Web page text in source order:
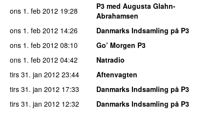
ons 1. feb 2012 19:28
P3 med Augusta Glahn-
Abrahamsen
ons 1. feb 2012 14:26
Danmarks Indsamling på P3
ons 1. feb 2012 08:10
Go’ Morgen P3
ons 1. feb 2012 04:42
Natradio
tirs 31. jan 2012 23:44
Aftenvagten
tirs 31. jan 2012 17:33
Danmarks Indsamling på P3
tirs 31. jan 2012 12:32
Danmarks Indsamling på P3